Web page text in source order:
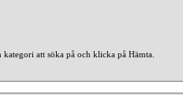
att söka på och klicka på Hämta.